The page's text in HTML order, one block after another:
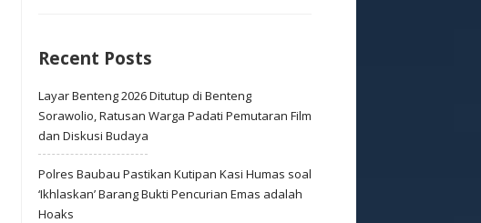
Recent Posts
Layar Benteng 2026 Ditutup di Benteng
Sorawolio, Ratusan Warga Padati Pemutaran Film
dan Diskusi Budaya
Polres Baubau Pastikan Kutipan Kasi Humas soal
‘Ikhlaskan’ Barang Bukti Pencurian Emas adalah
Hoaks